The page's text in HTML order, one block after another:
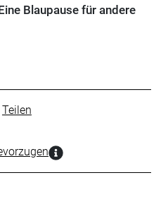
Blaupause für andere
Teilen